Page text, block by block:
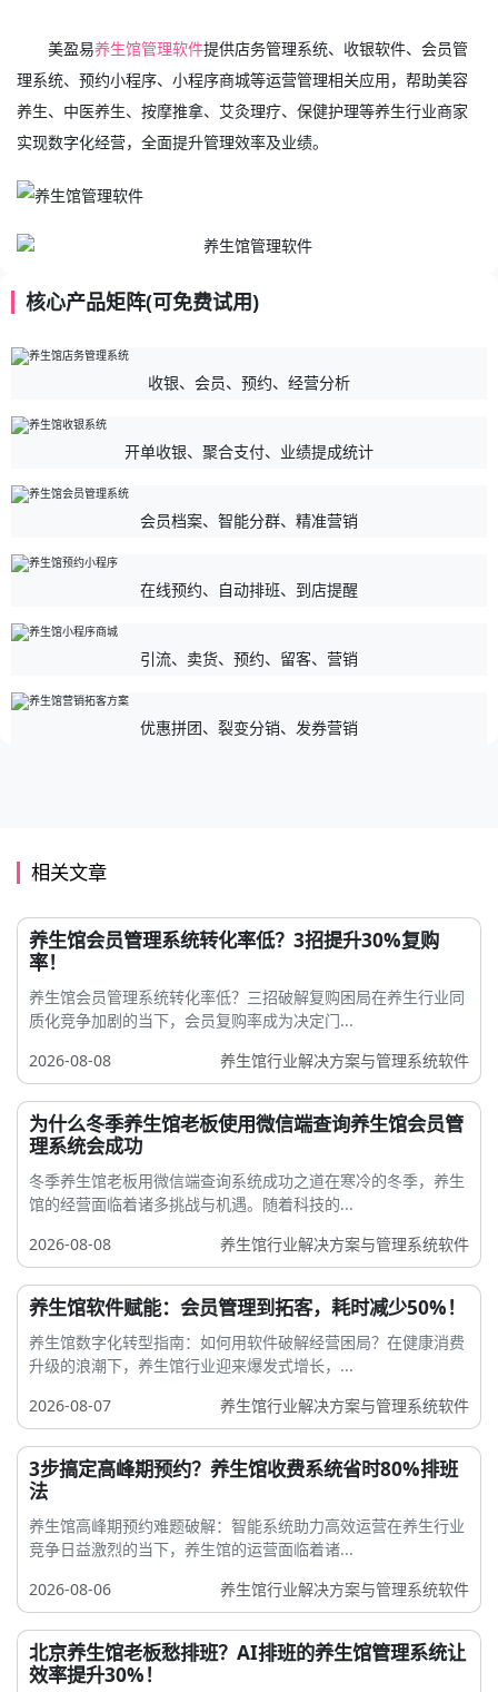
美盈易养生馆管理软件提供店务管理系统、收银软件、会员管
理系统、预约小程序、小程序商城等运营管理相关应用，帮助美容
养生、中医养生、按摩推拿、艾灸理疗、保健护理等养生行业商家
实现数字化经营，全面提升管理效率及业绩。
核心产品矩阵(可免费试用)
收银、会员、预约、经营分析
开单收银、聚合支付、业绩提成统计
会员档案、智能分群、精准营销
在线预约、自动排班、到店提醒
引流、卖货、预约、留客、营销
优惠拼团、裂变分销、发券营销
相关文章
养生馆会员管理系统转化率低？3招提升30%复购
率！
养生馆会员管理系统转化率低？三招破解复购困局在养生行业同
质化竞争加剧的当下，会员复购率成为决定门...
2026-08-08
养生馆行业解决方案与管理系统软件
为什么冬季养生馆老板使用微信端查询养生馆会员管
理系统会成功
冬季养生馆老板用微信端查询系统成功之道在寒冷的冬季，养生
馆的经营面临着诸多挑战与机遇。随着科技的...
2026-08-08
养生馆行业解决方案与管理系统软件
养生馆软件赋能：会员管理到拓客，耗时减少50%！
养生馆数字化转型指南：如何用软件破解经营困局？在健康消费
升级的浪潮下，养生馆行业迎来爆发式增长，...
2026-08-07
养生馆行业解决方案与管理系统软件
3步搞定高峰期预约？养生馆收费系统省时80%排班
法
养生馆高峰期预约难题破解：智能系统助力高效运营在养生行业
竞争日益激烈的当下，养生馆的运营面临着诸...
2026-08-06
养生馆行业解决方案与管理系统软件
北京养生馆老板愁排班？AI排班的养生馆管理系统让
效率提升30%！